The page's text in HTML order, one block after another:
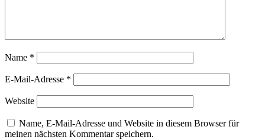
Name *
E-Mail-Adresse *
Website
Name, E-Mail-Adresse und Website in diesem Browser für
meinen nächsten Kommentar speichern.